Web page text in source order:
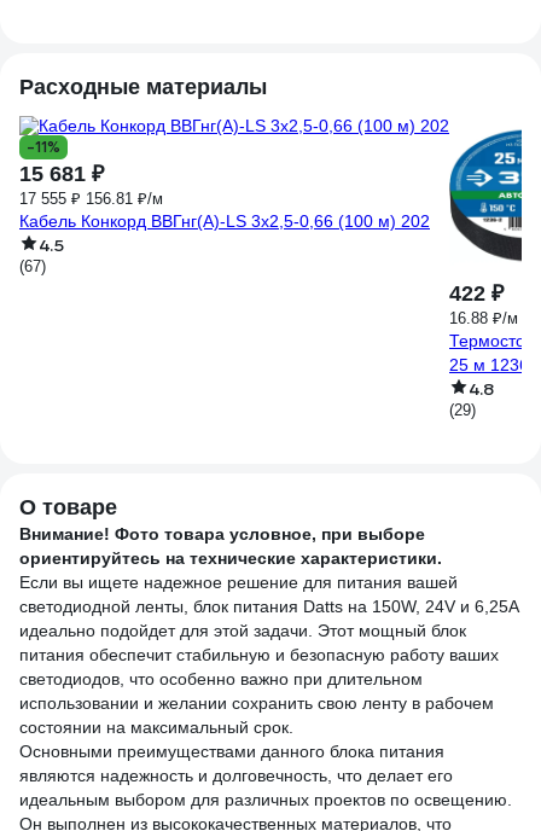
Расходные материалы
-11%
15 681 ₽
17 555 ₽ 156.81 ₽/м
Кабель Конкорд ВВГнг(А)-LS 3х2,5-0,66 (100 м) 202
4.5
(67)
422 ₽
16.88 ₽/м
25 м 1236-
4.8
(29)
О товаре
Внимание! Фото товара условное, при выборе
ориентируйтесь на технические характеристики.
Если вы ищете надежное решение для питания вашей
светодиодной ленты, блок питания Datts на 150W, 24V и 6,25А
идеально подойдет для этой задачи. Этот мощный блок
питания обеспечит стабильную и безопасную работу ваших
светодиодов, что особенно важно при длительном
использовании и желании сохранить свою ленту в рабочем
состоянии на максимальный срок.
Основными преимуществами данного блока питания
являются надежность и долговечность, что делает его
идеальным выбором для различных проектов по освещению.
Он выполнен из высококачественных материалов, что